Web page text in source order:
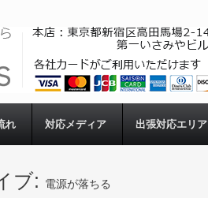
れ 対応メディア 出張対応エリア
ブ: 電源が落ちる